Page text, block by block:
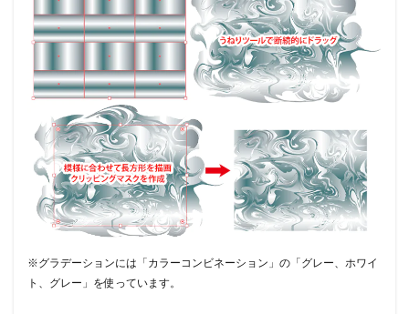
※グラデーションには「カラーコンビネーション」の「グレー、ホワイ
ト、グレー」を使っています。